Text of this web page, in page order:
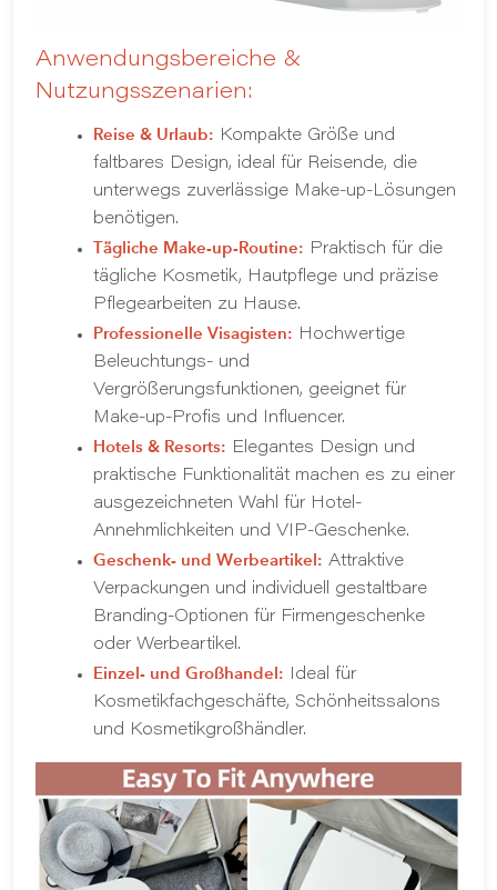
Anwendungsbereiche &
Nutzungsszenarien:
Reise & Urlaub: Kompakte Größe und
faltbares Design, ideal für Reisende, die
unterwegs zuverlässige Make-up-Lösungen
benötigen.
Tägliche Make-up-Routine: Praktisch für die
tägliche Kosmetik, Hautpflege und präzise
Pflegearbeiten zu Hause.
Professionelle Visagisten: Hochwertige
Beleuchtungs- und
Vergrößerungsfunktionen, geeignet für
Make-up-Profis und Influencer.
Hotels & Resorts: Elegantes Design und
praktische Funktionalität machen es zu einer
ausgezeichneten Wahl für Hotel-
Annehmlichkeiten und VIP-Geschenke.
Geschenk- und Werbeartikel: Attraktive
Verpackungen und individuell gestaltbare
Branding-Optionen für Firmengeschenke
oder Werbeartikel.
Einzel- und Großhandel: Ideal für
Kosmetikfachgeschäfte, Schönheitssalons
und Kosmetikgroßhändler.